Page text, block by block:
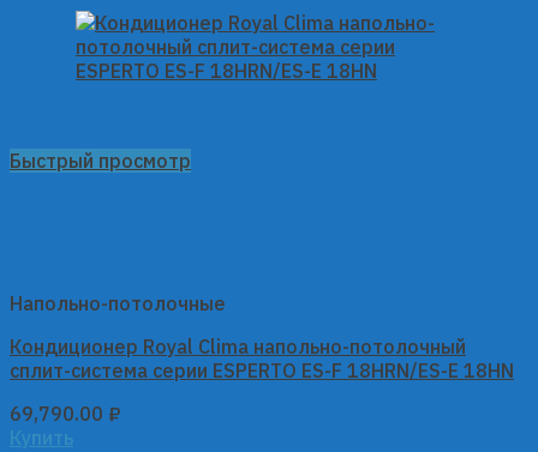
Быстрый просмотр
Напольно-потолочные
Кондиционер Royal Clima напольно-потолочный
сплит-система серии ESPERTO ES-F 18HRN/ES-E 18HN
69,790.00 ₽
Купить